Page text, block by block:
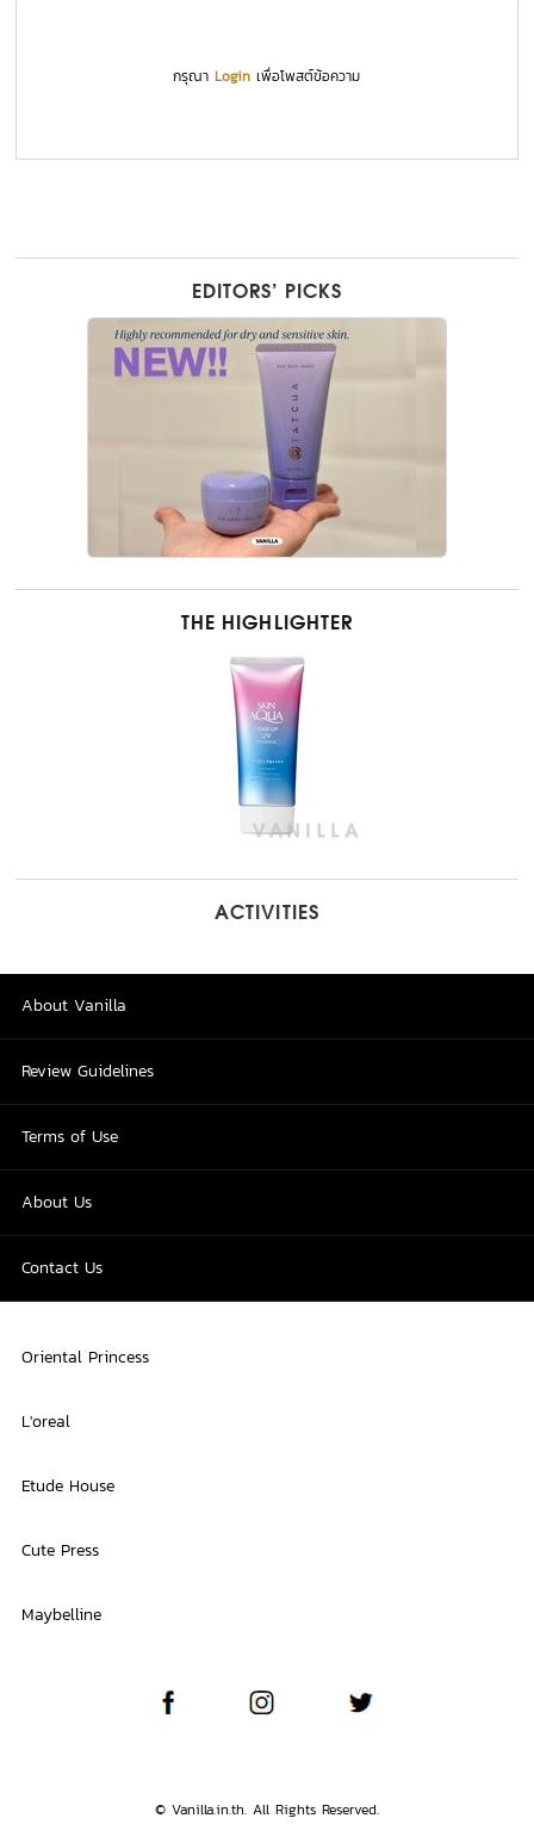
กรุณาLogin เพื่อโพสต์ข้อความ
EDITORS’ PICKS
THE HIGHLIGHTER
ACTIVITIES
About Vanilla
Review Guidelines
Terms of Use
About Us
Contact Us
Oriental Princess
L'oreal
Etude House
Cute Press
Maybelline
© Vanilla.in.th. All Rights Reserved.